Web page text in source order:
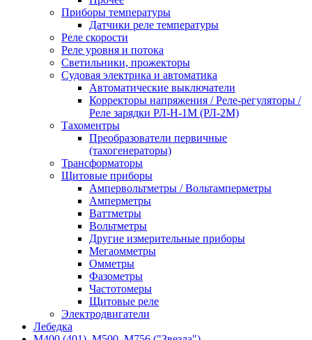
Приборы температуры
Датчики реле температуры
Реле скорости
Реле уровня и потока
Светильники, прожекторы
Судовая электрика и автоматика
Автоматические выключатели
Корректоры напряжения / Реле-регуляторы /
Реле зарядки РЛ-Н-1М (РЛ-2М)
Тахоментры
Преобразователи первичные
(тахогенераторы)
Трансформаторы
Щитовые приборы
Ампервольтметры / Вольтамперметры
Амперметры
Ваттметры
Вольтметры
Другие измерительные приборы
Мегаомметры
Омметры
Фазометры
Частотомеры
Щитовые реле
Электродвигатели
Лебедка